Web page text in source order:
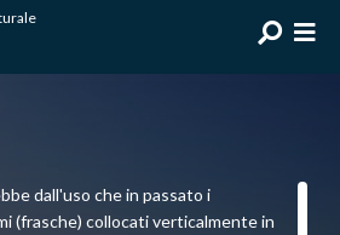
dall'uso che in passato i
(frasche) collocati verticalmente in